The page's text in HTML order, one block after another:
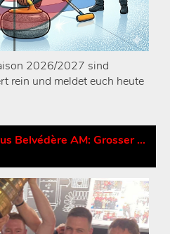
2026/2027 sind
rein und meldet euch heute
Stolz auf das Team Glarus Belvédère AM: Grosser Empfang für unsere Curling-Helden